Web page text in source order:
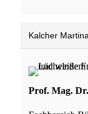
Kalcher
Prof. Mag.